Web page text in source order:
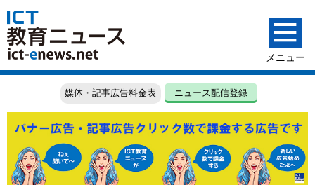
媒体・記事広告料金表 ニュース配信登録